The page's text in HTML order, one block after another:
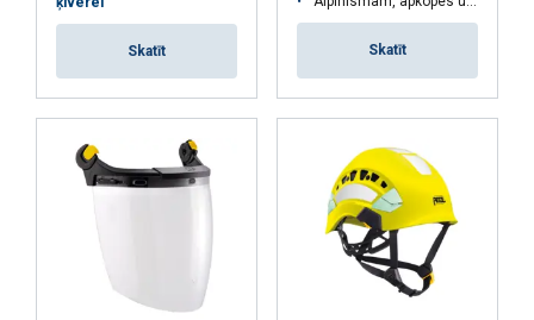
Skatīt Skatīt
Funkcionalitātes Neklasificētie
ATTEIKTIES NO VISIEM
RĀDĪT DETAĻAS